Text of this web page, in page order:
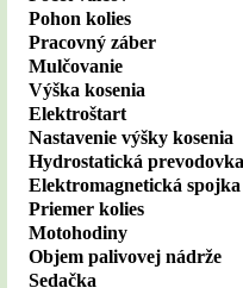
Pohon kolies
Pracovný záber
Mulčovanie
Výška kosenia
Elektroštart
Nastavenie výšky kosenia
Hydrostatická prevodovka
Elektromagnetická
Priemer kolies
Motohodiny
Objem palivovej nádrže
Sedačka